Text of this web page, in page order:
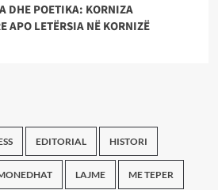
DHE POETIKA: KORNIZA
APO LETËRSIA NË KORNIZË
EDITORIAL HISTORI
LAJME ME TEPER